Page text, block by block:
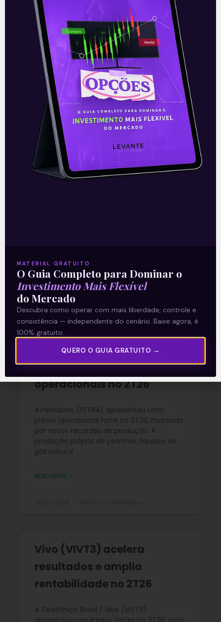
Ouvindo o que o Copom não
disse
A reunião do Comitê de Política Monetária
(Copom) encerrada na quarta-feira (5)
confirmou as expectativas quase
unânimes dos investidores e reduziu a taxa
Selic em
READ MORE »
06/08/2026 Nenhum comentário
READ MORE »
03/08/2026
Petrobras (PETR4) amplia
produção e bate recordes
operacionais no 2T26
A Petrobras (PETR4) apresentou uma
prévia operacional forte no 2T26, marcada
por novos recordes de produção. A
produção própria de petróleo, líquidos de
gás natural
READ MORE »
Vivo (VIVT3) acelera
resultados e amplia
rentabilidade no 2T26
A Telefônica Brasil / Vivo (VIVT3)
MATERIAL GRATUITO
O Guia Completo para Dominar o
Investimento Mais Flexível
do Mercado
Descubra como operar com mais liberdade, controle e
consistência — independente do cenário. Baixe agora, é
100% gratuito.
QUERO O GUIA GRATUITO →